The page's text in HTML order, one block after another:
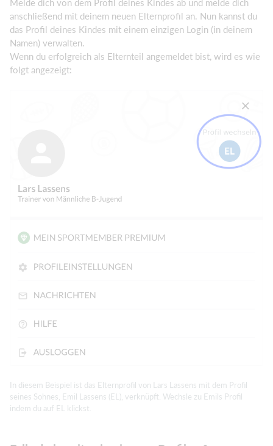
Melde dich von dem Profil deines Kindes ab und melde dich
anschließend mit deinem neuen Elternprofil an. Nun kannst du
das Profil deines Kindes mit einem einzigen Login (in deinem
Namen) verwalten.
Wenn du erfolgreich als Elternteil angemeldet bist, wird es wie
folgt angezeigt:
In diesem Beispiel ist das Elternprofil von Lars Lassens mit dem Profil
seines Sohnes, Emil Lassens (EL), verknüpft. Wechsle zu Emils Profil
indem du auf EL klickst.